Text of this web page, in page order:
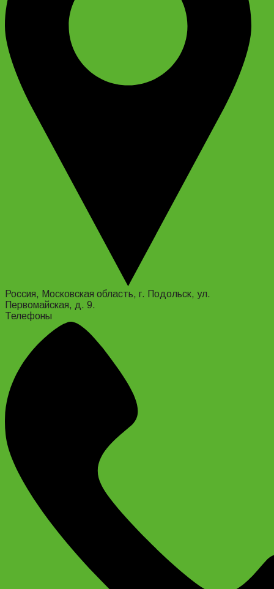
Россия, Московская область, г. Подольск, ул.
Первомайская, д. 9.
Телефоны